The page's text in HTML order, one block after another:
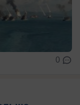
0